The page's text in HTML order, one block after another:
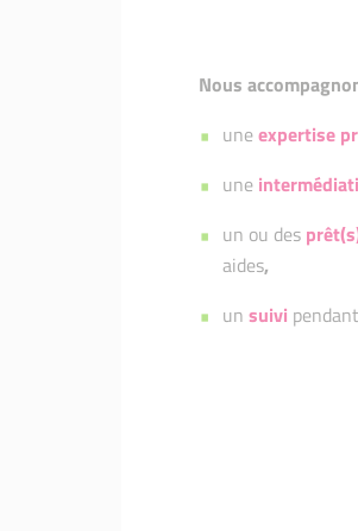
Nous
uneexpertise
une
un ou des
aides,
un suivi